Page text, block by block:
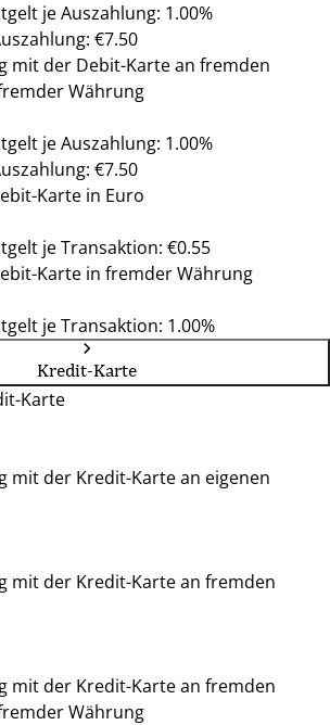
je Auszahlung: 1.00%
€7.50
mit der Debit-Karte an fremden
Währung
je Auszahlung: 1.00%
€7.50
Karte in Euro
je Transaktion: €0.55
Karte in fremder Währung
je Transaktion: 1.00%
Kredit-Karte
Karte
mit der Kredit-Karte an eigenen
mit der Kredit-Karte an fremden
mit der Kredit-Karte an fremden
Währung